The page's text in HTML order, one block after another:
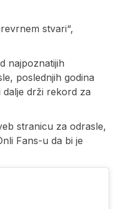
stvari“,
najpoznatijih
poslednjih godina
dalje drži rekord za
stranicu za odrasle,
Fans-u da bi je